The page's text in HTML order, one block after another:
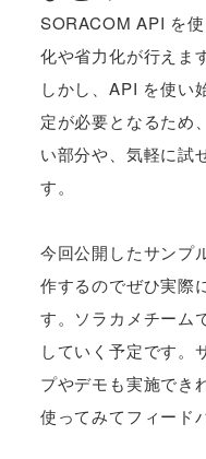
SORACOM API を
化や省力化が行えます
しかし、API を使い
定が必要となるため
い部分や、気軽に試
す。
今回公開したサンプ
作するのでぜひ実際
す。ソラカメチーム
していく予定です。
プやデモも実施でき
使ってみてフィード